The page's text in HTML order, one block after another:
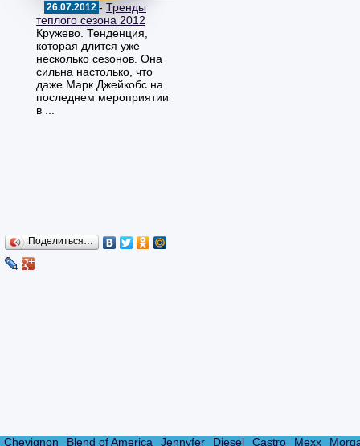
26.07.2012 - Тренды
теплого сезона 2012
Кружево. Тенденция,
которая длится уже
несколько сезонов. Она
сильна настолько, что
даже Марк Джейкобс на
последнем мероприятии
в ...
Поделиться…
Chevignon Blend of America Jennyfer Diesel Castro Mexx